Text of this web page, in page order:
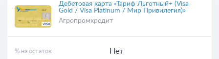
Дебетовая карта «Тариф Льготный+ (Visa
Gold / Visa Platinum / Мир Привилегия)»
Агропромкредит
% на остаток Нет